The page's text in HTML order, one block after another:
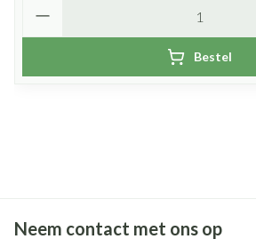
Bestel
Neem contact met ons op